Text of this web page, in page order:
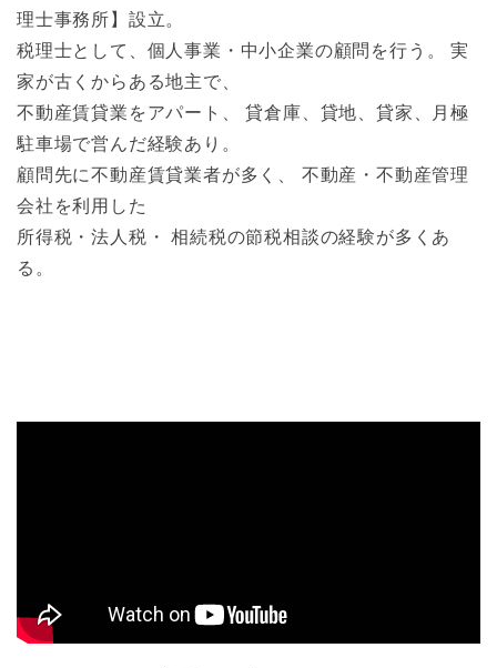
理士事務所】設立。
税理士として、個人事業・中小企業の顧問を行う。 実
家が古くからある地主で、
不動産賃貸業をアパート、 貸倉庫、貸地、貸家、月極
駐車場で営んだ経験あり。
顧問先に不動産賃貸業者が多く、 不動産・不動産管理
会社を利用した
所得税・法人税・ 相続税の節税相談の経験が多くあ
る。